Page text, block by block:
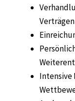
Verträgen
Intensive